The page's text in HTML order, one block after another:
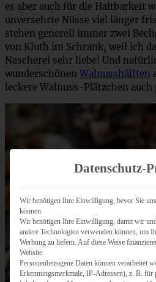
es aber auch für die Haltbarkeit
unversehrte Nüsse viel länger
stehen generell immer zwei
von Kluth im Schrank, weil ich
Nascherei sehr liebe! Und
wunderschönen Walnusshälften
leckere Walnuss-Plätzchen
Datenschutz-
Wir benötigen Ihre Einwilligung, bevor Sie
können.
Wir benötigen Ihre Einwilligung, damit wir
andere Technologien verwenden können, um
Werbung zu liefern. Auf diese Weise
Website.
Personenbezogene Daten können verarbeitet
Erkennungsmerkmale, IP-Adressen), z. B. für